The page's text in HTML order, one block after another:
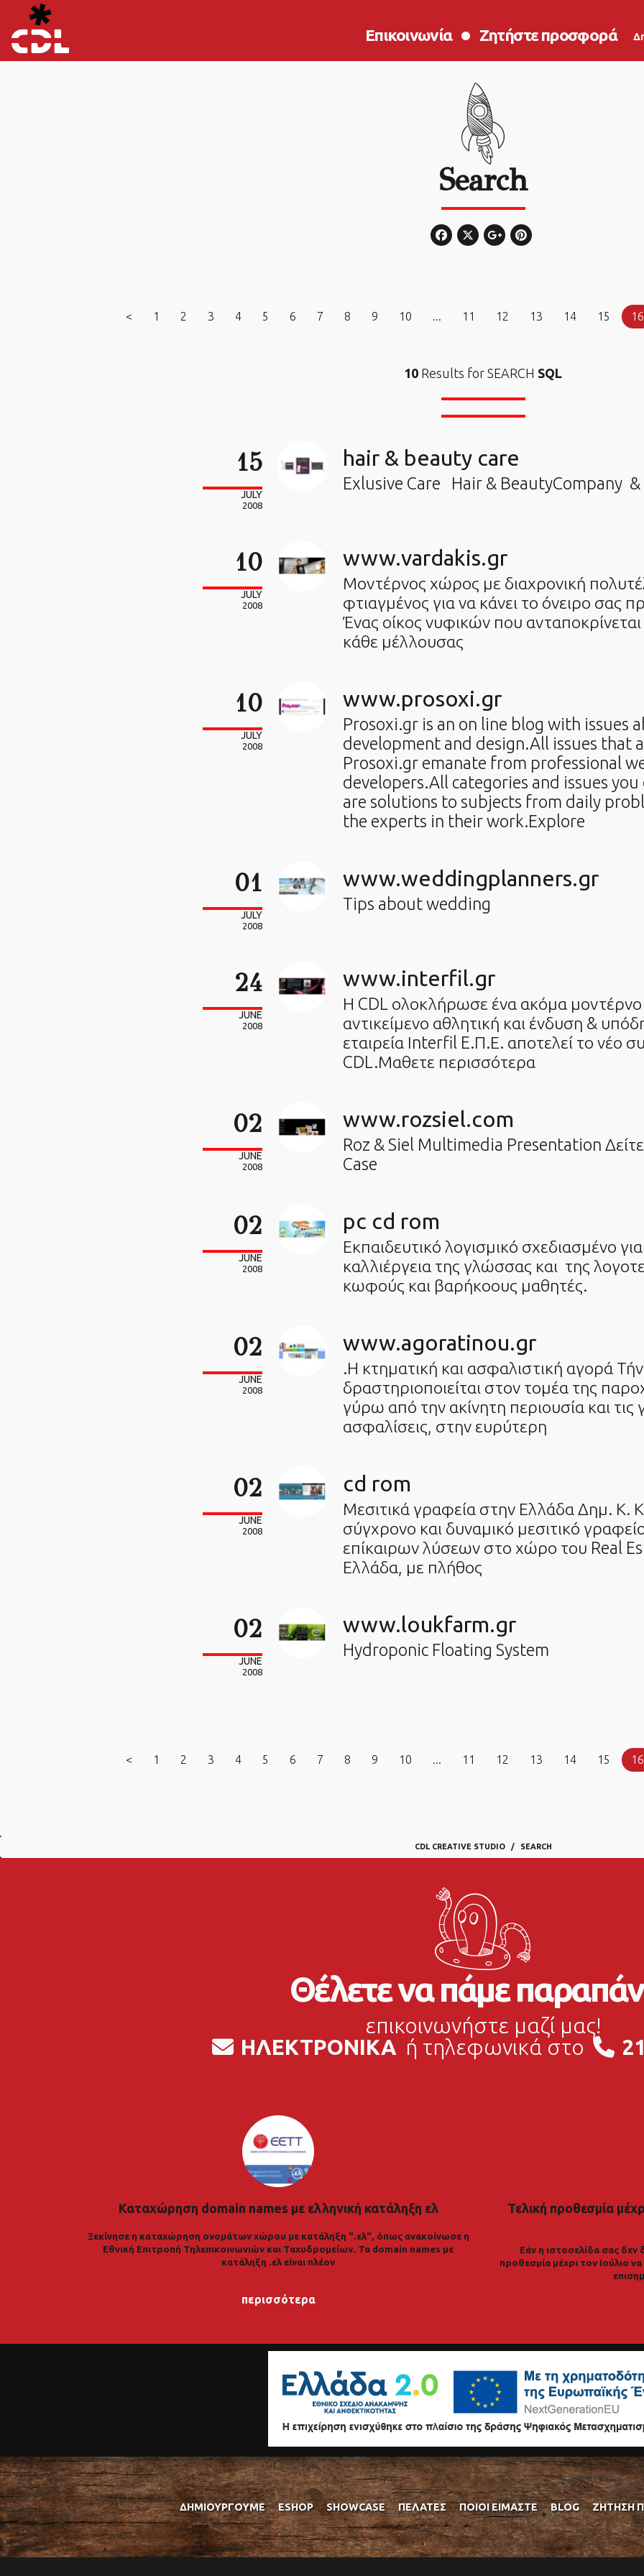
Επικοινωνία Ζητήστε προσφορά
Search
< 1 2 3 4 5 6 7 8 9 10 ... 11 12 13 14 15 16
10 Results for SEARCH SQL
15
JULY
2008
hair & beauty care
Exlusive Care Hair & BeautyCompany &
10
JULY
2008
www.vardakis.gr
Μοντέρνος χώρος με διαχρονική
φτιαγμένος για να κάνει το όνειρο σας
Ένας οίκος νυφικών που ανταποκρίνεται
κάθε μέλλουσας
10
JULY
2008
www.prosoxi.gr
Prosoxi.gr is an on line blog with issues
development and design.All issues that
Prosoxi.gr emanate from professional
developers.All categories and issues
are solutions to subjects from daily
the experts in their work.Explore
01
JULY
2008
www.weddingplanners.gr
Tips about wedding
24
JUNE
2008
www.interfil.gr
Η CDL ολοκλήρωσε ένα ακόμα
αντικείμενο αθλητική και ένδυση &
εταιρεία Ιnterfil E.Π.Ε. αποτελεί το νέο
CDL.Μαθετε περισσότερα
02
JUNE
2008
www.rozsiel.com
Roz & Siel Multimedia Presentation
Case
02
JUNE
2008
pc cd rom
Εκπαιδευτικό λογισμικό σχεδιασμένο
καλλιέργεια της γλώσσας και της
κωφούς και βαρήκοους μαθητές.
02
JUNE
2008
www.agoratinou.gr
.Η κτηματική και ασφαλιστική αγορά
δραστηριοποιείται στον τομέα της
γύρω από την ακίνητη περιουσία και τις
ασφαλίσεις, στην ευρύτερη
02
JUNE
2008
cd rom
Μεσιτικά γραφεία στην Ελλάδα Δημ. Κ.
σύγχρονο και δυναμικό μεσιτικό
επίκαιρων λύσεων στο χώρο του Real
Ελλάδα, με πλήθος
02
JUNE
2008
www.loukfarm.gr
Hydroponic Floating System
< 1 2 3 4 5 6 7 8 9 10 ... 11 12 13 14 15 16
CDL CREATIVE STUDIO SEARCH
Θέλετε να πάμε
επικοινωνήστε μαζί μας!
ΗΛΕΚΤΡΟΝΙΚΑ ή τηλεφωνικά στο
Καταχώρηση domain names με ελληνική κατάληξη ελ
Ξεκίνησε η καταχώρηση ονομάτων χώρου με κατάληξη ".ελ", όπως ανακοίνωσε η
Εθνική Επιτροπή Τηλεπικοινωνιών και Ταχυδρομείων. Τα domain names με
κατάληξη .ελ είναι πλέον
περισσότερα
Τελική προθεσμία
Εάν η ιστοσελίδα σας δεν
προθεσμία μέχρι τον Ιούλιο
ΔΗΜΙΟΥΡΓΟΎΜΕ ESHOP SHOWCASE ΠΕΛΆΤΕΣ ΠΟΙΟΊ ΕΊΜΑΣΤΕ BLOG ΖΉΤΗΣΗ